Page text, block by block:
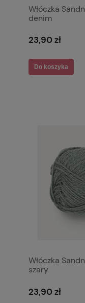
Włóczka
denim
23,90 zł
Do koszyka
Włóczka
szary
23,90 zł